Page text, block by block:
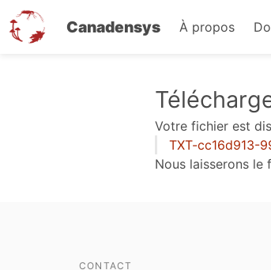
Canadensys À propos
Votre fichier est
TXT-cc16d913-
Nous laisserons le
CONTACT